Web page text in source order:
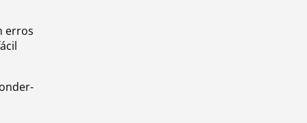
erros